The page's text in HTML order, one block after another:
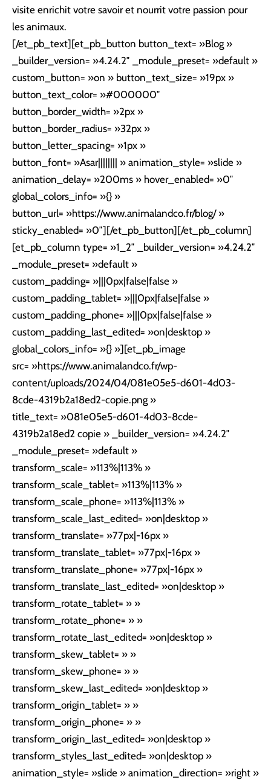
visite enrichit votre savoir et nourrit votre passion pour
les animaux.
[/et_pb_text][et_pb_button button_text= »Blog »
_builder_version= »4.24.2″ _module_preset= »default »
custom_button= »on » button_text_size= »19px »
button_text_color= »#000000″
button_border_width= »2px »
button_border_radius= »32px »
button_letter_spacing= »1px »
button_font= »Asar|||||||| » animation_style= »slide »
animation_delay= »200ms » hover_enabled= »0″
global_colors_info= »{} »
button_url= »https://www.animalandco.fr/blog/ »
sticky_enabled= »0″][/et_pb_button][/et_pb_column]
[et_pb_column type= »1_2″ _builder_version= »4.24.2″
_module_preset= »default »
custom_padding= »|||0px|false|false »
custom_padding_tablet= »|||0px|false|false »
custom_padding_phone= »|||0px|false|false »
custom_padding_last_edited= »on|desktop »
global_colors_info= »{} »][et_pb_image
src= »https://www.animalandco.fr/wp-
content/uploads/2024/04/081e05e5-d601-4d03-
8cde-4319b2a18ed2-copie.png »
title_text= »081e05e5-d601-4d03-8cde-
4319b2a18ed2 copie » _builder_version= »4.24.2″
_module_preset= »default »
transform_scale= »113%|113% »
transform_scale_tablet= »113%|113% »
transform_scale_phone= »113%|113% »
transform_scale_last_edited= »on|desktop »
transform_translate= »77px|-16px »
transform_translate_tablet= »77px|-16px »
transform_translate_phone= »77px|-16px »
transform_translate_last_edited= »on|desktop »
transform_rotate_tablet= » »
transform_rotate_phone= » »
transform_rotate_last_edited= »on|desktop »
transform_skew_tablet= » »
transform_skew_phone= » »
transform_skew_last_edited= »on|desktop »
transform_origin_tablet= » »
transform_origin_phone= » »
transform_origin_last_edited= »on|desktop »
transform_styles_last_edited= »on|desktop »
animation_style= »slide » animation_direction= »right »